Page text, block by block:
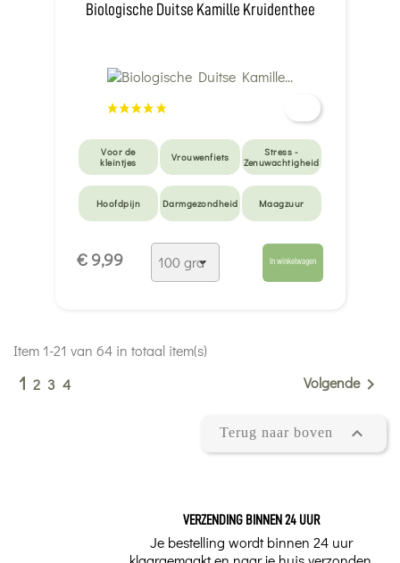
Biologische Duitse Kamille Kruidenthee
Voor de
kleintjes
Vrouwenfiets
Stress -
Zenuwachtigheid
Hoofdpijn Darmgezondheid Maagzuur
Droge hoest en
keelpijn
Natte hoest en
luchtwegen
Neuscomfort
gevoel
Eczeem
€ 9,99 In winkelwagen
Item 1-21 van 64 in totaal item(s)
1 2 3 4 Volgende
Terug naar boven 
VERZENDING BINNEN 24 UUR
Je bestelling wordt binnen 24 uur